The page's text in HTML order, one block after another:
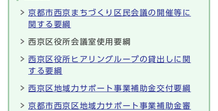
京都市西京まちづくり区民会議の開催等に
関する要綱
西京区役所会議室使用要綱
西京区役所ヒアリングループの貸出しに関
する要綱
西京区地域力サポート事業補助金交付要綱
京都市西京区地域力サポート事業補助金審